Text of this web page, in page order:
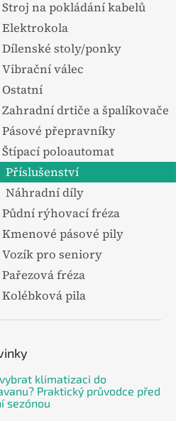
Stroj na pokládání kabelů
Elektrokola
Dílenské stoly/ponky
Vibrační válec
Ostatní
Zahradní drtiče a špalíkovače
Pásové přepravníky
Štípací poloautomat
Příslušenství
Náhradní díly
Půdní rýhovací fréza
Kmenové pásové pily
Vozík pro seniory
Pařezová fréza
Kolébková pila
vybrat klimatizaci do
Praktický průvodce před
sezónou